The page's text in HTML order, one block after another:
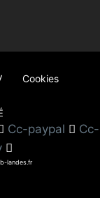
Cookies
Cc-paypal
Cc-
landes.fr